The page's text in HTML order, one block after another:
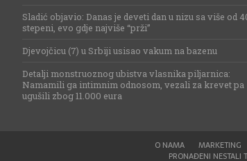
Sladić objavio: Danas je deveti dan u nizu sa više od
stepeni, evo gdje najviše “prži”
Djevojčicu (7) u Srbiji usisao vakum na bazenu
Detalji monstruoznog ubistva vlasnika piljarnica:
Namamili ga intimnim odnosom, vezali za krevet pa
ugušili zbog 11.000 eura
O NAMA MARKETING
PRONAĐENI NESTALI